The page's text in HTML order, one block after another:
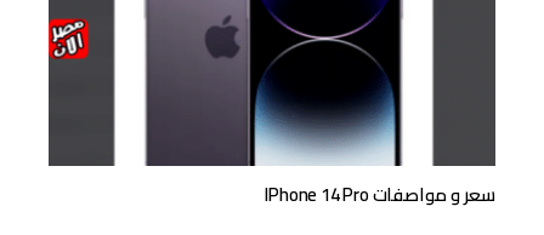
سعر و مواصفات IPhone 14 Pro